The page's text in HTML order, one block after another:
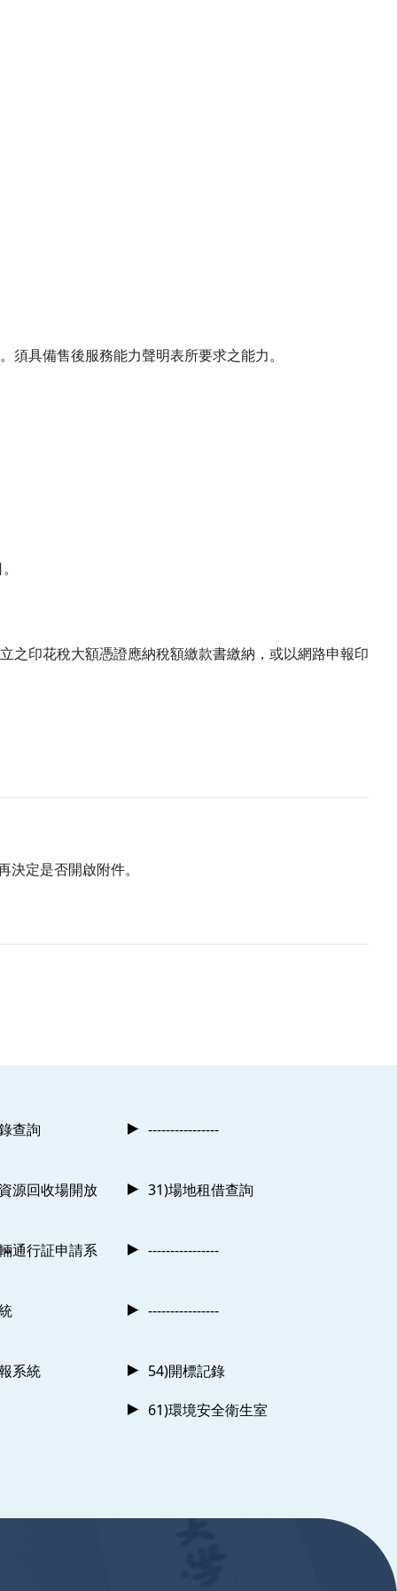
具備售後服務能力聲明表所要求之能力。
之印花稅大額憑證應納稅額繳款書繳納，或以網路申報印
定是否開啟附件。
查詢 ----------------
源回收場開放 31)場地租借查詢
通行証申請系 ----------------
----------------
系統
54)開標記錄
61)環境安全衛生室